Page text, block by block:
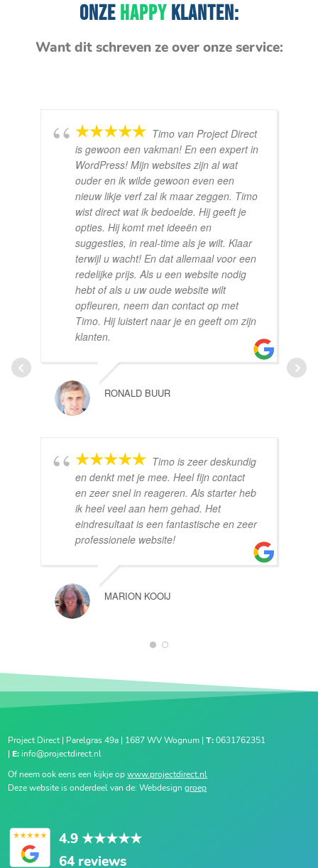
ONZEHAPPYKLANTEN:
Want dit schreven ze over onze service:
Timo van Project Direct
is gewoon een vakman! En een expert in
WordPress! Mijn websites zijn al wat
ouder en ik wilde gewoon even een
nieuw likje verf zal ik maar zeggen. Timo
wist direct wat ik bedoelde. Hij geeft je
opties. Hij komt met ideeën en
suggesties, in real-time als je wilt. Klaar
terwijl u wacht! En dat allemaal voor een
redelijke prijs. Als u een website nodig
hebt of als u uw oude website wilt
opfleuren, neem dan contact op met
Timo. Hij luistert naar je en geeft om zijn
klanten.
RONALD BUUR
Timo is zeer deskundig
en denkt met je mee. Heel fijn contact
en zeer snel in reageren. Als starter heb
ik heel veel aan hem gehad. Het
eindresultaat is een fantastische en zeer
professionele website!
MARION KOOIJ
1 2
Project Direct | Parelgras 49a | 1687 WV Wognum |T:0631762351
| E: info@projectdirect.nl
Of neem ook eens een kijkje opwww.projectdirect.nl
Deze website is onderdeel van de: Webdesigngroep
4.9 ★★★★★
64 reviews